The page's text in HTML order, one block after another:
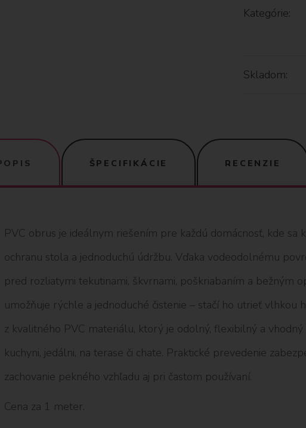
Kategórie:
Skladom:
ŠPECIFIKÁCIE RECENZIE
PVC obrus je ideálnym riešením pre každú domácnosť, kde sa
ochranu stola a jednoduchú údržbu. Vďaka vodeodolnému
pred rozliatymi tekutinami, škvrnami, poškriabaním a bežným
umožňuje rýchle a jednoduché čistenie – stačí ho utrieť vlhkou
z kvalitného PVC materiálu, ktorý je odolný, flexibilný a
kuchyni, jedálni, na terase či chate. Praktické prevedenie
zachovanie pekného vzhľadu aj pri častom používaní.
Cena za 1 meter.